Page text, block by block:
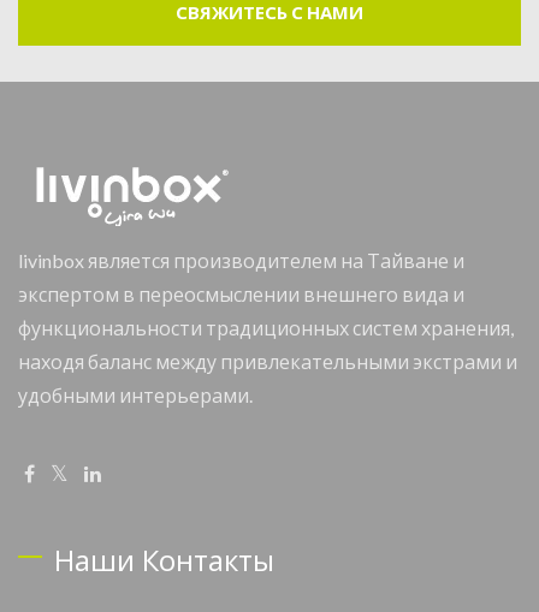
СВЯЖИТЕСЬ С НАМИ
livinbox является производителем на Тайване и
экспертом в переосмыслении внешнего вида и
функциональности традиционных систем хранения,
находя баланс между привлекательными экстрами и
удобными интерьерами.
Наши Контакты